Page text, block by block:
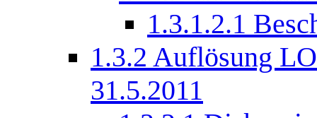
1.3.1.2.1
1.3.2 Auflösung
31.5.2011